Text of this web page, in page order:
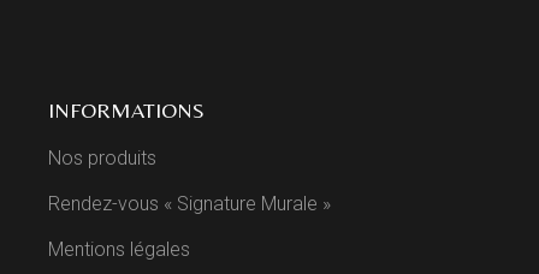
INFORMATIONS
Nos produits
Rendez-vous « Signature Murale »
Mentions légales